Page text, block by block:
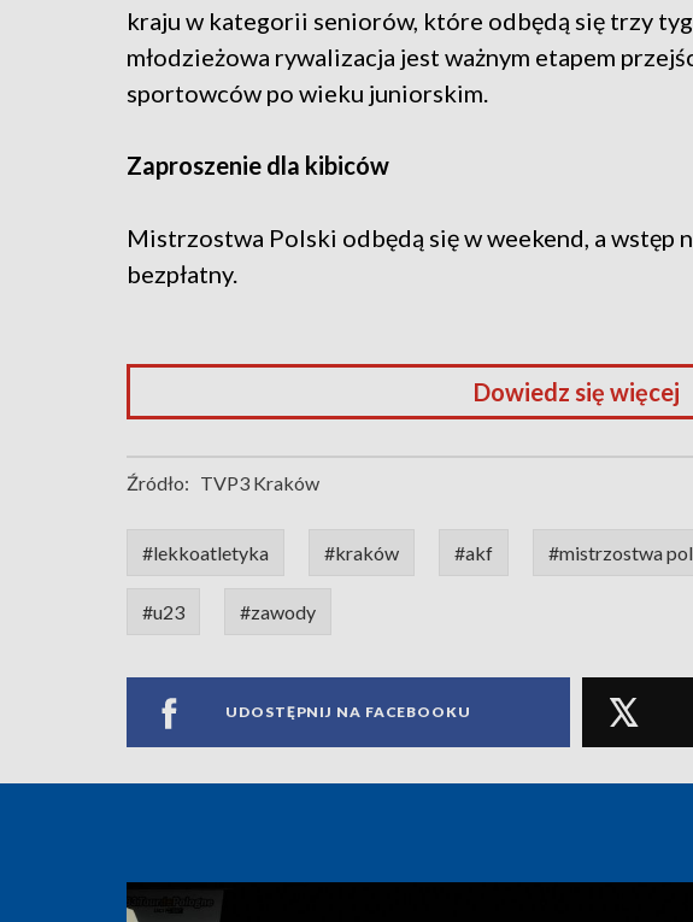
kraju w kategorii seniorów, które odbędą się trzy
młodzieżowa rywalizacja jest ważnym etapem
sportowców po wieku juniorskim.
Zaproszenie dla kibiców
Mistrzostwa Polski odbędą się w weekend, a wstęp
bezpłatny.
Dowiedz się więcej
Źródło: TVP3 Kraków
#lekkoatletyka #kraków #akf #mistrzostwa
#u23 #zawody
UDOSTĘPNIJ NA FACEBOOKU